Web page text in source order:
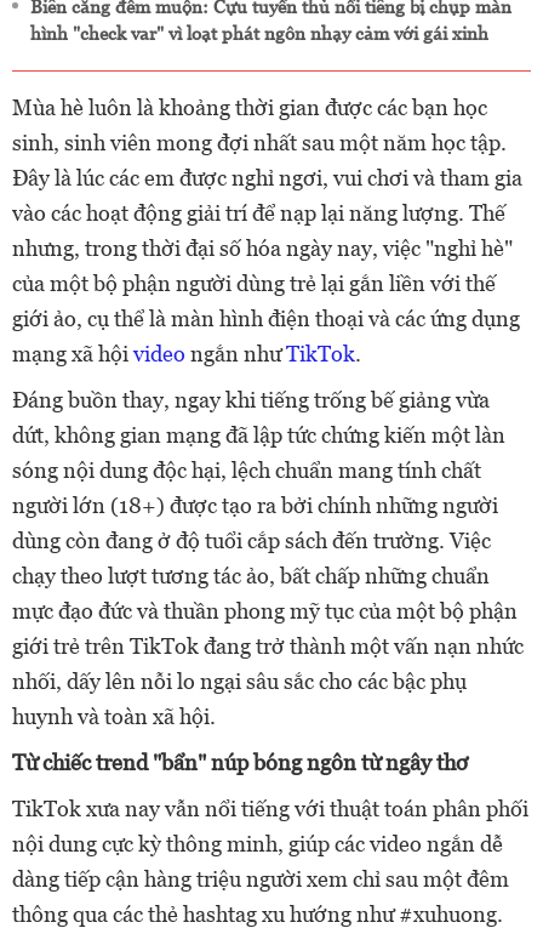
Biến căng đêm muộn: Cựu tuyển thủ nổi tiếng bị chụp màn
hình "check var" vì loạt phát ngôn nhạy cảm với gái xinh
Mùa hè luôn là khoảng thời gian được các bạn học
sinh, sinh viên mong đợi nhất sau một năm học tập.
Đây là lúc các em được nghỉ ngơi, vui chơi và tham gia
vào các hoạt động giải trí để nạp lại năng lượng. Thế
nhưng, trong thời đại số hóa ngày nay, việc "nghỉ hè"
của một bộ phận người dùng trẻ lại gắn liền với thế
giới ảo, cụ thể là màn hình điện thoại và các ứng dụng
mạng xã hộivideo ngắn nhưTikTok.
Đáng buồn thay, ngay khi tiếng trống bế giảng vừa
dứt, không gian mạng đã lập tức chứng kiến một làn
sóng nội dung độc hại, lệch chuẩn mang tính chất
người lớn (18+) được tạo ra bởi chính những người
dùng còn đang ở độ tuổi cắp sách đến trường. Việc
chạy theo lượt tương tác ảo, bất chấp những chuẩn
mực đạo đức và thuần phong mỹ tục của một bộ phận
giới trẻ trên TikTok đang trở thành một vấn nạn nhức
nhối, dấy lên nỗi lo ngại sâu sắc cho các bậc phụ
huynh và toàn xã hội.
Từ chiếc trend "bẩn" núp bóng ngôn từ ngây thơ
TikTok xưa nay vẫn nổi tiếng với thuật toán phân phối
nội dung cực kỳ thông minh, giúp các video ngắn dễ
dàng tiếp cận hàng triệu người xem chỉ sau một đêm
thông qua các thẻ hashtag xu hướng như #xuhuong.